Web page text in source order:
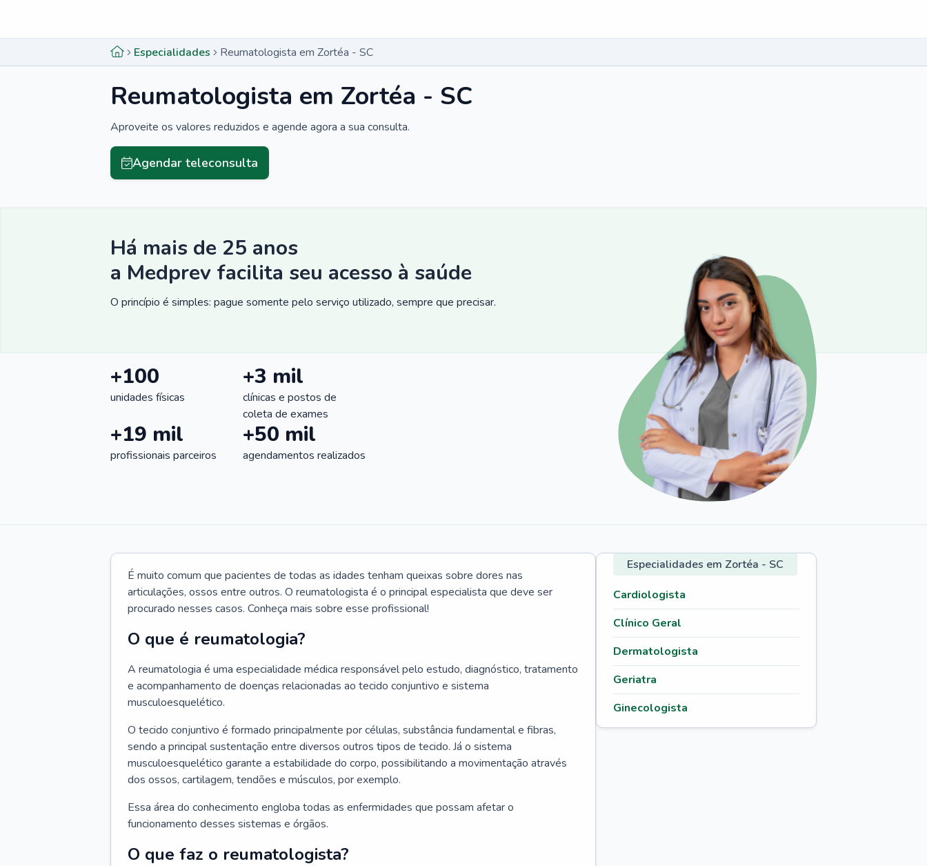
Especialidades Reumatologista em Zortéa - SC
Reumatologista em Zortéa - SC
Aproveite os valores reduzidos e agende agora a sua consulta.
Agendar teleconsulta
Há mais de 25 anos
a Medprev facilita seu acesso à saúde
O princípio é simples: pague somente pelo serviço utilizado, sempre que precisar.
+100
unidades físicas
+3 mil
clínicas e postos de
coleta de exames
+19 mil
profissionais parceiros
+50 mil
agendamentos realizados
É muito comum que pacientes de todas as idades tenham queixas sobre dores nas
articulações, ossos entre outros. O reumatologista é o principal especialista que deve ser
procurado nesses casos. Conheça mais sobre esse profissional!
O que é reumatologia?
A reumatologia é uma especialidade médica responsável pelo estudo, diagnóstico, tratamento
e acompanhamento de doenças relacionadas ao tecido conjuntivo e sistema
musculoesquelético.
O tecido conjuntivo é formado principalmente por células, substância fundamental e fibras,
sendo a principal sustentação entre diversos outros tipos de tecido. Já o sistema
musculoesquelético garante a estabilidade do corpo, possibilitando a movimentação através
dos ossos, cartilagem, tendões e músculos, por exemplo.
Essa área do conhecimento engloba todas as enfermidades que possam afetar o
funcionamento desses sistemas e órgãos.
O que faz o reumatologista?
Especialidades em Zortéa - SC
Cardiologista
Clínico Geral
Dermatologista
Geriatra
Ginecologista